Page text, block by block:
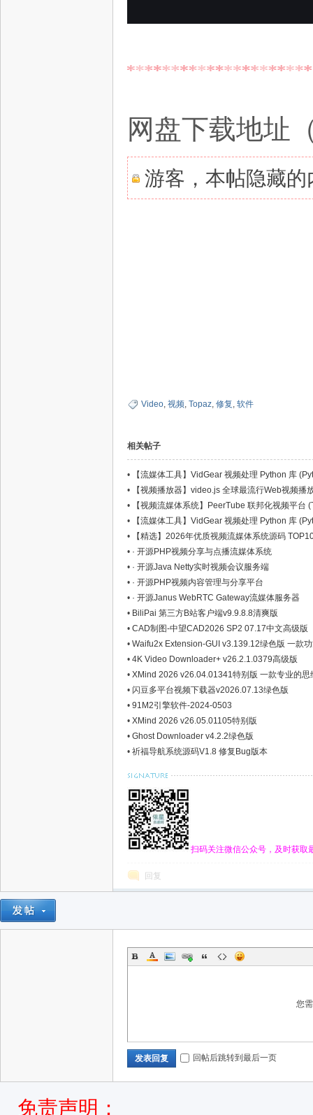
网盘下载地址
游客，本帖隐藏
Video, 视频, Topaz, 修复, 软件
相关帖子
•
【流媒体工具】VidGear 视频处理 Python 库
•
【视频播放器】video.js 全球最流行Web视频播
•
【视频流媒体系统】PeerTube 联邦化视频平台
•
【流媒体工具】VidGear 视频处理 Python 库
•
【精选】2026年优质视频流媒体系统源码
• · 开源PHP视频分享与点播流媒体系统
• · 开源Java Netty实时视频会议服务端
• · 开源PHP视频内容管理与分享平台
• · 开源Janus WebRTC Gateway流媒体服务器
• BiliPai 第三方B站客户端v9.9.8.8清爽版
• CAD制图-中望CAD2026 SP2 07.17中文高级版
• Waifu2x Extension-GUI v3.139.12绿色版 一款
• 4K Video Downloader+ v26.2.1.0379高级版
• XMind 2026 v26.04.01341特别版 一款专业的思
• 闪豆多平台视频下载器v2026.07.13绿色版
• 91M2引擎软件-2024-0503
• XMind 2026 v26.05.01105特别版
• Ghost Downloader v4.2.2绿色版
• 祈福导航系统源码V1.8 修复Bug版本
扫码关注微信公众号，及时获取
回复
您
发表回复 回帖后跳转到最后一页
免责声明：